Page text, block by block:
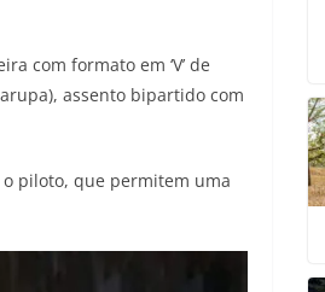
com formato em ‘V’ de
assento bipartido com
piloto, que permitem uma